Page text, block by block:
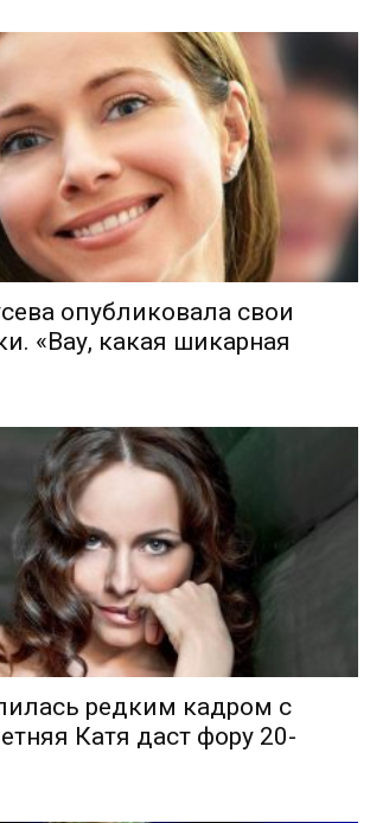
опубликовала свои
«Вау, какая шикарная
редким кадром с
Катя даст фору 20-